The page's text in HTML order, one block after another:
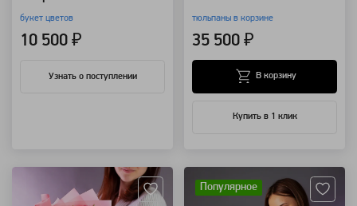
букет цветов
10 500 ₽
Узнать о поступлении
тюльпаны в корзине
35 500 ₽
Купить в 1 клик
В корзину
Популярное